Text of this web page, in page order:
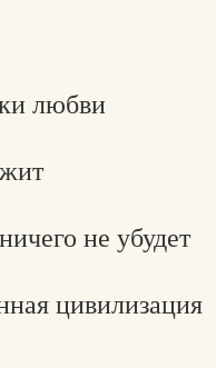
любви
не убудет
цивилизация